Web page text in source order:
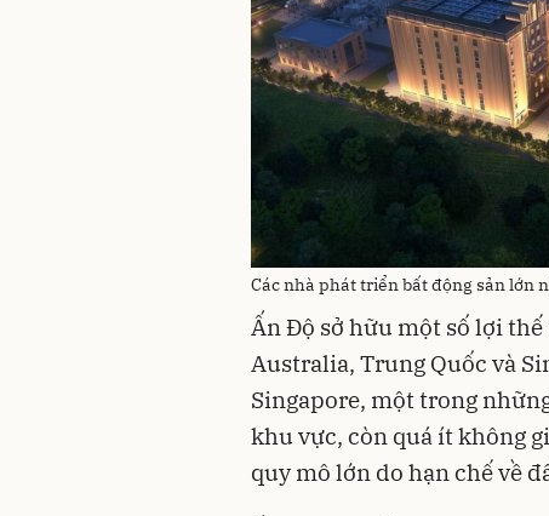
Các nhà phát triển bất động sản lớn
Ấn Độ sở hữu một số lợi
Australia, Trung Quốc và
Singapore, một trong
khu vực, còn quá ít không
quy mô lớn do hạn chế về